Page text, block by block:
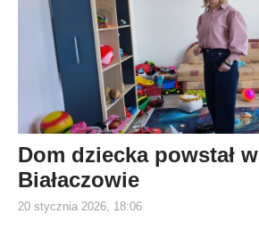
Dom dziecka powstał w
Białaczowie
20 stycznia 2026, 18:06